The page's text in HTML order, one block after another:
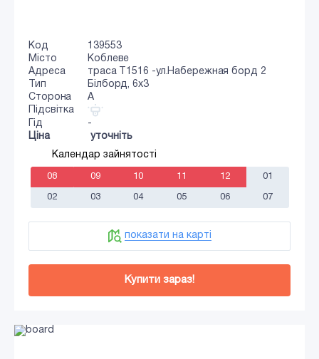
Код
139553
Місто
Коблеве
Адреса
траса Т1516 -ул.Набережная борд 2
Тип
Білборд, 6х3
Сторона
A
Підсвітка
Гід
-
Ціна
уточніть
Календар зайнятості
08 09 10 11 12 01
02 03 04 05 06 07
показати на карті
Купити зараз!